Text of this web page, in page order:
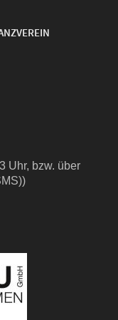
Uhr, bzw. über